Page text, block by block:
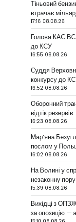
Тіньовий
втрачає
17:16 08.08.26
Голова КАС ВС
до КСУ
16:55 08.08.26
Суддя
конкурсу до
16:52 08.08.26
Оборонний
відтік резервів
16:23 08.08.26
Мар’яна
послом у
16:02 08.08.26
На Волині у
незаконну
15:39 08.08.26
Вихідці з
за опозицію —